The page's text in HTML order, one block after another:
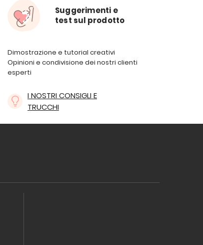
Suggerimenti e
test sul prodotto
Dimostrazione e tutorial creativi
Opinioni e condivisione dei nostri clienti
esperti
I NOSTRI CONSIGLI E
TRUCCHI